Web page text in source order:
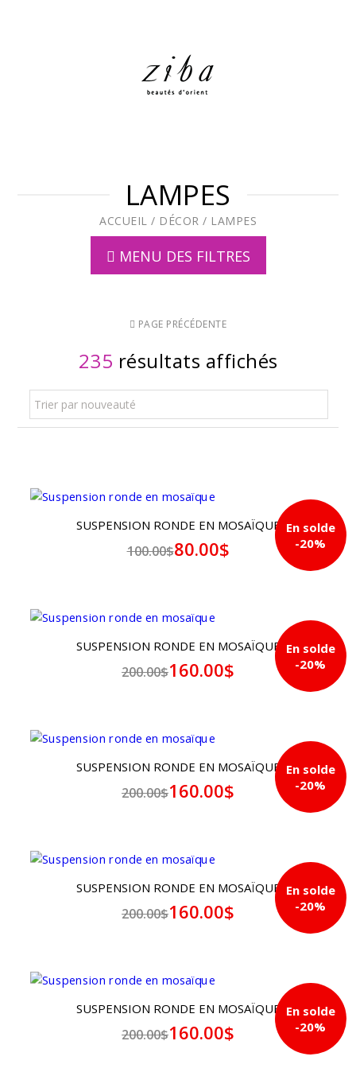
LAMPES
ACCUEIL / DÉCOR / LAMPES
MENU DES FILTRES
PAGE PRÉCÉDENTE
235 résultats affichés
Trier par nouveauté
En solde
-20%
SUSPENSION RONDE EN MOSAÏQUE
100.00$80.00$
En solde
-20%
SUSPENSION RONDE EN MOSAÏQUE
200.00$160.00$
En solde
-20%
SUSPENSION RONDE EN MOSAÏQUE
200.00$160.00$
En solde
-20%
SUSPENSION RONDE EN MOSAÏQUE
200.00$160.00$
En solde
-20%
SUSPENSION RONDE EN MOSAÏQUE
200.00$160.00$